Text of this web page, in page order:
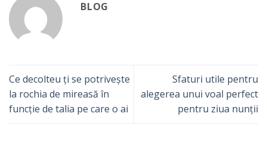
BLOG
Ce decolteu ți se potrivește
la rochia de mireasă în
funcție de talia pe care o ai
Sfaturi utile pentru
alegerea unui voal perfect
pentru ziua nunții